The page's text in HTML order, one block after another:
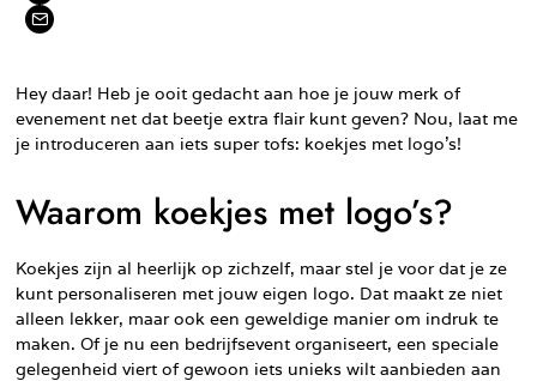
Hey daar! Heb je ooit gedacht aan hoe je jouw merk of
evenement net dat beetje extra flair kunt geven? Nou, laat me
je introduceren aan iets super tofs: koekjes met logo’s!
Waarom koekjes met logo’s?
Koekjes zijn al heerlijk op zichzelf, maar stel je voor dat je ze
kunt personaliseren met jouw eigen logo. Dat maakt ze niet
alleen lekker, maar ook een geweldige manier om indruk te
maken. Of je nu een bedrijfsevent organiseert, een speciale
gelegenheid viert of gewoon iets unieks wilt aanbieden aan